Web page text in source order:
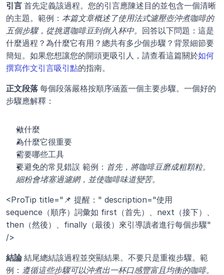
引言 首先定義該過程。您的引言應陳述目的並包含一個清晰
的主題。範例： 本篇文章概述了使用法式濾壓壺沖煮咖啡的
五個步驟，從挑選咖啡豆到倒入杯中。 回答以下問題：這是
什麼過程？為什麼它有用？總共有多少個步驟？背景細節要
簡短。如果您想讓您的開頭更吸引人，請查看這篇關於如何
撰寫作文引言吸引點的指南。
正文段落 每個段落嚴格按順序涵蓋一個主要步驟。一個好的
步驟應解釋：
做什麼
為什麼它很重要
需要哪些工具
要避免的常見錯誤 範例： 首先，將咖啡豆磨成粗顆粒。
細粉會堵塞過濾網，並使咖啡味道變苦。
<ProTip title="📌 提醒：" description="使用
sequence（順序）詞彙如 first（首先）、next（接下）、
then（然後）、finally（最後）來引導讀者進行每個步驟"
/>
結論 結尾總結該過程並突顯結果。不要只是重複步驟。範
例： 遵循這些步驟可以沖煮出一杯口感豐富且均衡的咖啡。